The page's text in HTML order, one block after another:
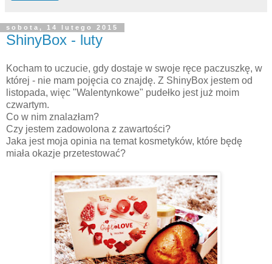
sobota, 14 lutego 2015
ShinyBox - luty
Kocham to uczucie, gdy dostaje w swoje ręce paczuszkę, w
której - nie mam pojęcia co znajdę. Z ShinyBox jestem od
listopada, więc "Walentynkowe" pudełko jest już moim
czwartym.
Co w nim znalazłam?
Czy jestem zadowolona z zawartości?
Jaka jest moja opinia na temat kosmetyków, które będę
miała okazje przetestować?